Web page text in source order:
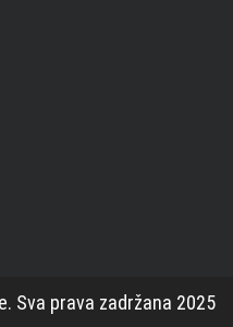
Sva prava zadržana 2025